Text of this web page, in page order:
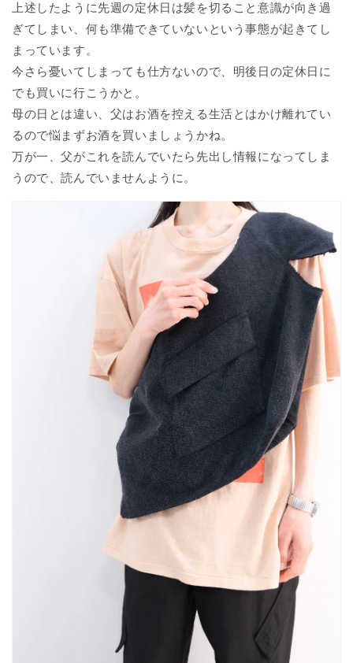
上述したように先週の定休日は髪を切ること意識が向き過
ぎてしまい、何も準備できていないという事態が起きてし
まっています。
今さら憂いてしまっても仕方ないので、明後日の定休日に
でも買いに行こうかと。
母の日とは違い、父はお酒を控える生活とはかけ離れてい
るので悩まずお酒を買いましょうかね。
万が一、父がこれを読んでいたら先出し情報になってしま
うので、読んでいませんように。